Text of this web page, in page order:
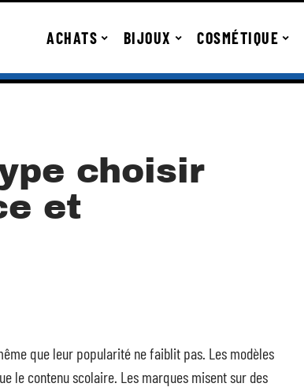
ACHATS BIJOUX COSMÉTIQUE
choisir
et
que leur popularité ne faiblit pas. Les modèles
le contenu scolaire. Les marques misent sur des